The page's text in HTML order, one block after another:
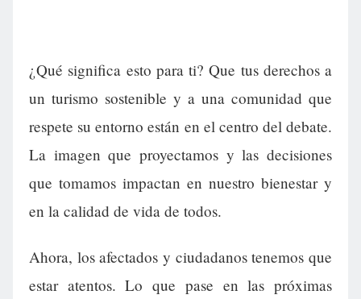
¿Qué significa esto para ti? Que tus derechos a
un turismo sostenible y a una comunidad que
respete su entorno están en el centro del debate.
La imagen que proyectamos y las decisiones
que tomamos impactan en nuestro bienestar y
en la calidad de vida de todos.
Ahora, los afectados y ciudadanos tenemos que
estar atentos. Lo que pase en las próximas